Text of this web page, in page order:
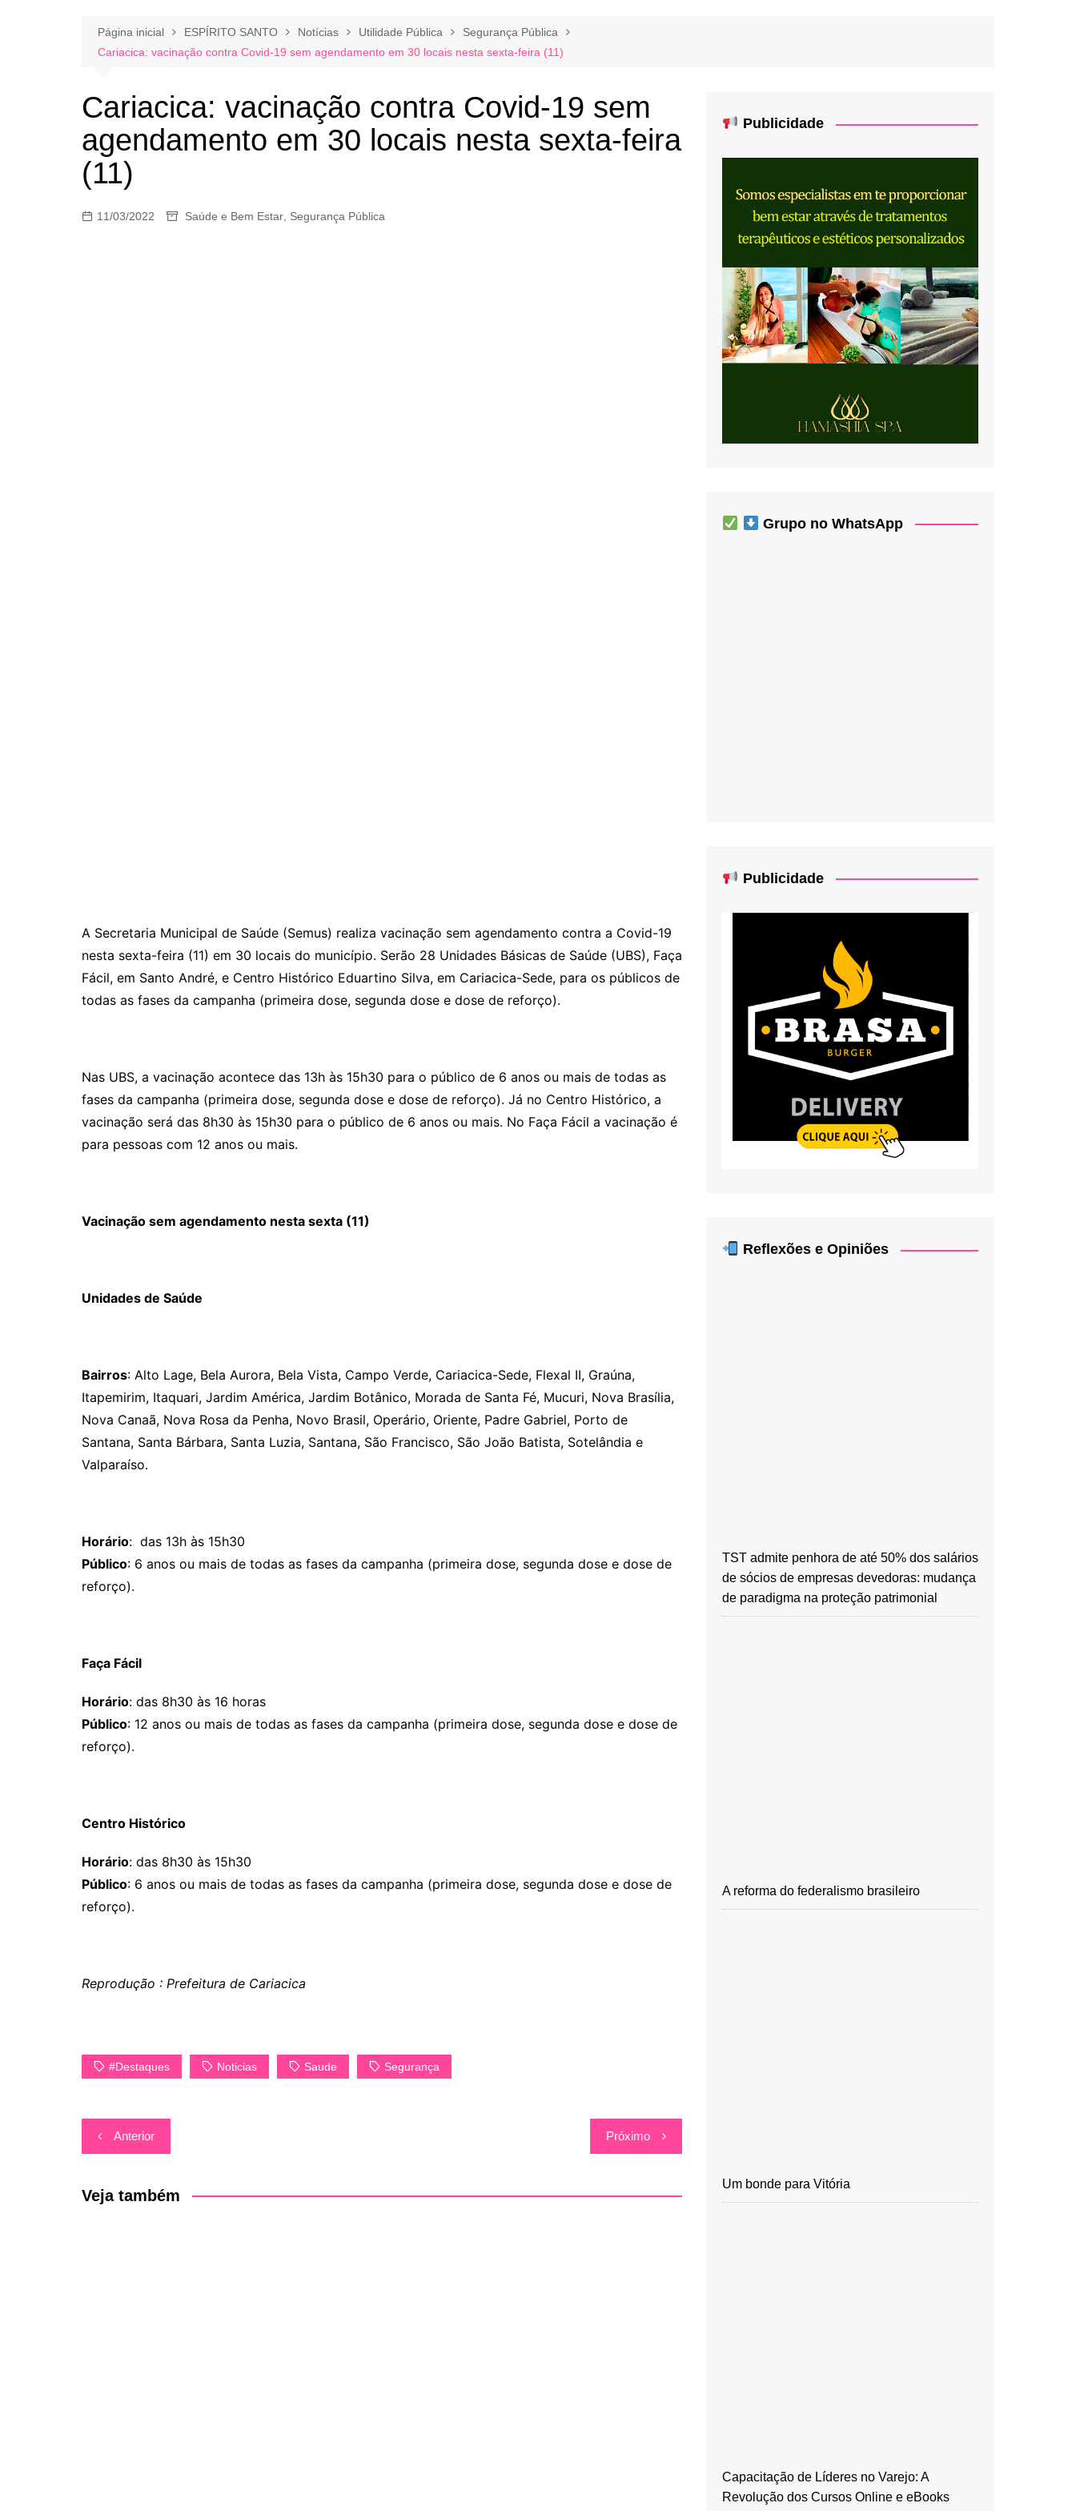
Página inicial ESPÍRITO SANTO Notícias Utilidade Pública
Segurança Pública
Cariacica: vacinação contra Covid-19 sem agendamento em 30 locais nesta sexta-feira (11)
Cariacica: vacinação contra Covid-19 sem
agendamento em 30 locais nesta sexta-feira
(11)
11/03/2022 Saúde e Bem Estar Segurança Pública
A Secretaria Municipal de Saúde (Semus) realiza vacinação sem agendamento contra a Covid-19
nesta sexta-feira (11) em 30 locais do município. Serão 28 Unidades Básicas de Saúde (UBS), Faça
Fácil, em Santo André, e Centro Histórico Eduartino Silva, em Cariacica-Sede, para os públicos de
todas as fases da campanha (primeira dose, segunda dose e dose de reforço).
Nas UBS, a vacinação acontece das 13h às 15h30 para o público de 6 anos ou mais de todas as
fases da campanha (primeira dose, segunda dose e dose de reforço). Já no Centro Histórico, a
vacinação será das 8h30 às 15h30 para o público de 6 anos ou mais. No Faça Fácil a vacinação é
para pessoas com 12 anos ou mais.
Vacinação sem agendamento nesta sexta (11)
Unidades de Saúde
Bairros: Alto Lage, Bela Aurora, Bela Vista, Campo Verde, Cariacica-Sede, Flexal II, Graúna,
Itapemirim, Itaquari, Jardim América, Jardim Botânico, Morada de Santa Fé, Mucuri, Nova Brasília,
Nova Canaã, Nova Rosa da Penha, Novo Brasil, Operário, Oriente, Padre Gabriel, Porto de
Santana, Santa Bárbara, Santa Luzia, Santana, São Francisco, São João Batista, Sotelândia e
Valparaíso.
Horário: das 13h às 15h30
Público: 6 anos ou mais de todas as fases da campanha (primeira dose, segunda dose e dose de
reforço).
Faça Fácil
Horário: das 8h30 às 16 horas
Público: 12 anos ou mais de todas as fases da campanha (primeira dose, segunda dose e dose de
reforço).
Centro Histórico
Horário: das 8h30 às 15h30
Público: 6 anos ou mais de todas as fases da campanha (primeira dose, segunda dose e dose de
reforço).
Reprodução : Prefeitura de Cariacica
#Destaques Noticias Saude Segurança
Navegação
de
Post
Anterior Próximo
Veja também
Publicidade
Grupo no WhatsApp
Publicidade
Reflexões e Opiniões
TST admite penhora de até 50% dos salários
de sócios de empresas devedoras: mudança
de paradigma na proteção patrimonial
A reforma do federalismo brasileiro
Um bonde para Vitória
Capacitação de Líderes no Varejo: A
Revolução dos Cursos Online e eBooks